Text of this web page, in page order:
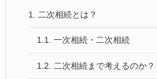
1. 二次相続とは？
1.1. 一次相続・二次相続
1.2. 二次相続まで考えるのか？